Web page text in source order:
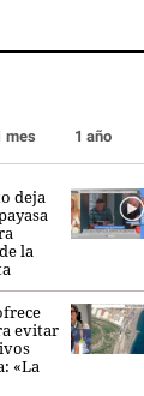
mes 1 año
deja
la
evitar
«La